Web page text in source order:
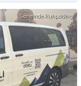
Gemeinde Ruhpolding